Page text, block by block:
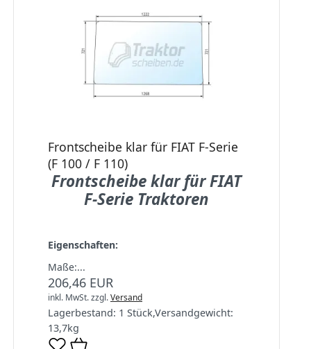
Frontscheibe klar für FIAT F-Serie
(F 100 / F 110)
Frontscheibe klar für FIAT
F-Serie Traktoren
Eigenschaften:
Maße:...
206,46 EUR
inkl. MwSt.zzgl.Versand
Lagerbestand: 1 Stück,Versandgewicht:
13,7kg